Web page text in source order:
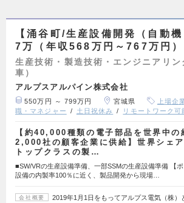
【涌谷町/生産設備開発（自動
7万（年収568万円～767万円）
生産技術・製造技術・エンジニアリン
車）
アルプスアルパイン株式会社
550万円 ～ 799万円 宮城県 上場企
職・マネジャー
土日祝休み リモートワーク可
【約40,000種類の電子部品を世界中の
2,000社の顧客企業に供給】世界シェ
トップクラスの製…
■SW/VRの生産設備準備、一部SSMの生産設備準備 【
設備の内製率100％に近く、製品開発から現場…
会社概要
2019年1月1日をもってアルプス電気（株）